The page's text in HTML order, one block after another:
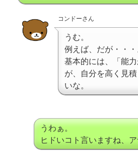
コンドーさん
うむ。
例えば、だが・・・
基本的には、「能
が、自分を高く見
いな。
うわぁ。
ヒドいコト言いますね、ア